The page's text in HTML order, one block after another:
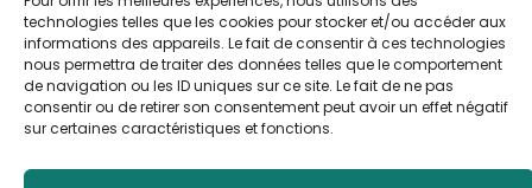
technologies telles que les cookies pour stocker et/ou accéder aux
informations des appareils. Le fait de consentir à ces technologies
nous permettra de traiter des données telles que le comportement
de navigation ou les ID uniques sur ce site. Le fait de ne pas
consentir ou de retirer son consentement peut avoir un effet négatif
sur certaines caractéristiques et fonctions.
Facebook
X
InstagramPinterestYouTubeLinkedIn